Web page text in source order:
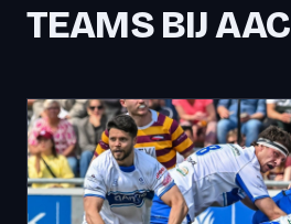
TEAMS BIJ AAC